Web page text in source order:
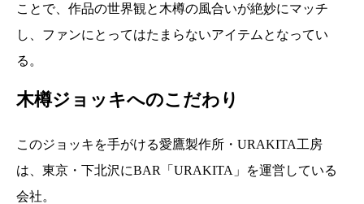
ことで、作品の世界観と木樽の風合いが絶妙にマッチ
し、ファンにとってはたまらないアイテムとなってい
る。
木樽ジョッキへのこだわり
このジョッキを手がける愛鷹製作所・URAKITA工房
は、東京・下北沢にBAR「URAKITA」を運営している
会社。